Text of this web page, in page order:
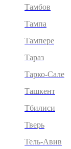
Тамбов
Тампа
Тампере
Тараз
Тарко-Сале
Ташкент
Тбилиси
Тверь
Тель-Авив